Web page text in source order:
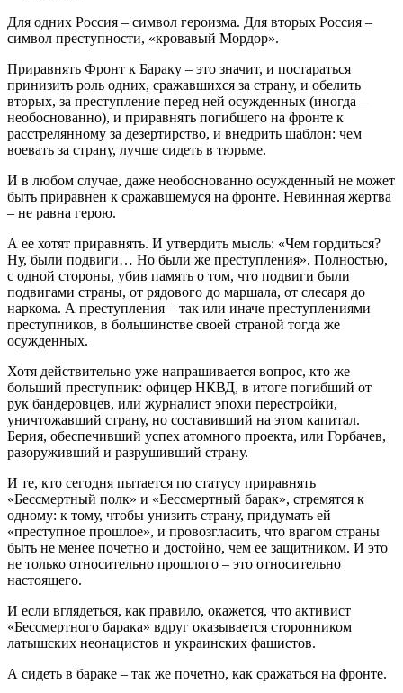
Для одних Россия – символ героизма. Для вторых Россия –
символ преступности, «кровавый Мордор».
Приравнять Фронт к Бараку – это значит, и постараться
принизить роль одних, сражавшихся за страну, и обелить
вторых, за преступление перед ней осужденных (иногда –
необоснованно), и приравнять погибшего на фронте к
расстрелянному за дезертирство, и внедрить шаблон: чем
воевать за страну, лучше сидеть в тюрьме.
И в любом случае, даже необоснованно осужденный не может
быть приравнен к сражавшемуся на фронте. Невинная жертва
– не равна герою.
А ее хотят приравнять. И утвердить мысль: «Чем гордиться?
Ну, были подвиги… Но были же преступления». Полностью,
с одной стороны, убив память о том, что подвиги были
подвигами страны, от рядового до маршала, от слесаря до
наркома. А преступления – так или иначе преступлениями
преступников, в большинстве своей страной тогда же
осужденных.
Хотя действительно уже напрашивается вопрос, кто же
больший преступник: офицер НКВД, в итоге погибший от
рук бандеровцев, или журналист эпохи перестройки,
уничтожавший страну, но составивший на этом капитал.
Берия, обеспечивший успех атомного проекта, или Горбачев,
разоруживший и разрушивший страну.
И те, кто сегодня пытается по статусу приравнять
«Бессмертный полк» и «Бессмертный барак», стремятся к
одному: к тому, чтобы унизить страну, придумать ей
«преступное прошлое», и провозгласить, что врагом страны
быть не менее почетно и достойно, чем ее защитником. И это
не только относительно прошлого – это относительно
настоящего.
И если вглядеться, как правило, окажется, что активист
«Бессмертного барака» вдруг оказывается сторонником
латышских неонацистов и украинских фашистов.
А сидеть в бараке – так же почетно, как сражаться на фронте.